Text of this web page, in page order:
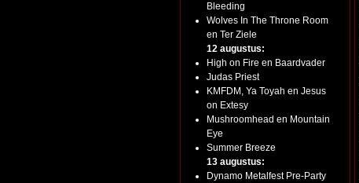
Bleeding
Wolves In The Throne Room
en Ter Ziele
12 augustus:
High on Fire en Baardvader
Judas Priest
KMFDM, Ya Toyah en Jesus
on Extesy
Mushroomhead en Mountain
Eye
Summer Breeze
13 augustus:
Dynamo Metalfest Pre-Party